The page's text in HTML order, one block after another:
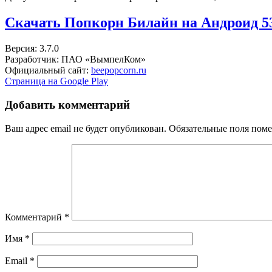
Скачать Попкорн Билайн на Андроид
Версия: 3.7.0
Разработчик: ПАО «ВымпелКом»
Официальный сайт: beepopcorn.ru
Страница на Google Play
Добавить комментарий
Ваш адрес email не будет опубликован. Обязательные поля
Комментарий *
Имя *
Email *